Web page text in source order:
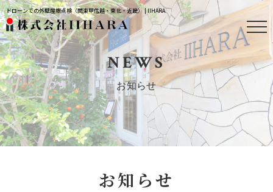
ドローンでの外壁屋根点検（関東甲信越・東北・近畿） | IIHARA
NEWS
お知らせ
お知らせ